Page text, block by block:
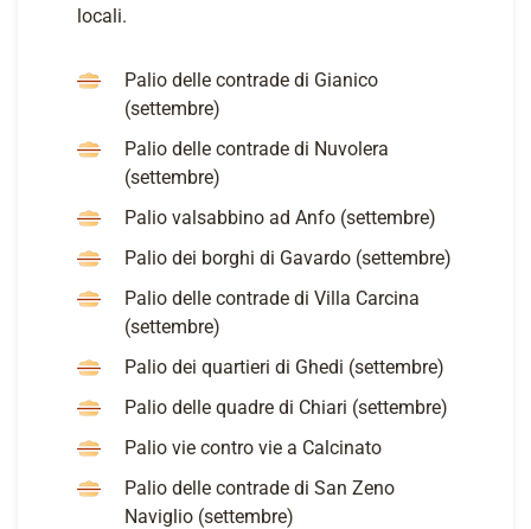
locali.
Palio delle contrade di Gianico
(settembre)
Palio delle contrade di Nuvolera
(settembre)
Palio valsabbino ad Anfo (settembre)
Palio dei borghi di Gavardo (settembre)
Palio delle contrade di Villa Carcina
(settembre)
Palio dei quartieri di Ghedi (settembre)
Palio delle quadre di Chiari (settembre)
Palio vie contro vie a Calcinato
Palio delle contrade di San Zeno
Naviglio (settembre)